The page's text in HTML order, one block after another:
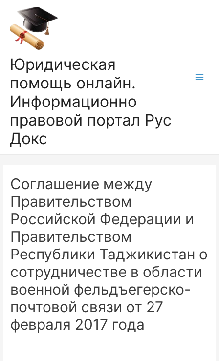
содержимому
Юридическая
помощь онлайн.
Информационно
правовой портал Рус
Докс
Соглашение между
Правительством
Российской Федерации и
Правительством
Республики Таджикистан о
сотрудничестве в области
военной фельдъегерско-
почтовой связи от 27
февраля 2017 года